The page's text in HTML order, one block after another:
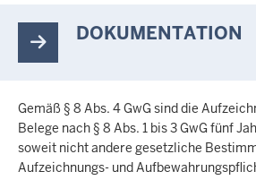
DOKUMENTATION
Gemäß § 8 Abs. 4 GwG sind die
Belege nach § 8 Abs. 1 bis 3 GwG fünf
soweit nicht andere gesetzliche
Aufzeichnungs- und